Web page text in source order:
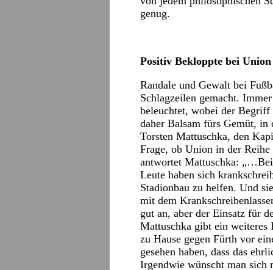
genug.
Positiv Bekloppte bei
Randale und Gewalt bei
Schlagzeilen gemacht.
beleuchtet, wobei der
daher Balsam fürs Gemüt, in
Torsten Mattuschka, den
Frage, ob Union in der
antwortet Mattuschka:
Leute haben sich
Stadionbau zu helfen. Und
mit dem
gut an, aber der Einsatz für
Mattuschka gibt ein
zu Hause gegen Fürth vor
gesehen haben, dass das
Irgendwie wünscht man sich